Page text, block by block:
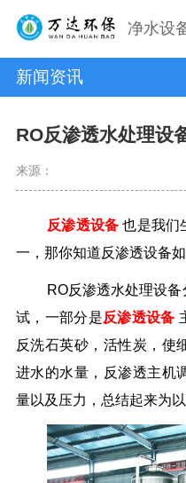
净水设
新闻资讯
RO反渗透水处理设
来源：
反渗透设备 也是我们
一，那你知道反渗透设备
RO反渗透水处理设
试，一部分是反渗透设备
反洗石英砂，活性炭，使
进水的水量，反渗透主机
量以及压力，总结起来为以